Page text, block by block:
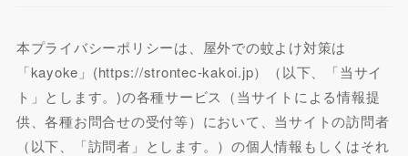
本プライバシーポリシーは、屋外での蚊よけ対策は
「kayoke」(https://strontec-kakoi.jp）（以下、「当サイ
ト」とします。)の各種サービス（当サイトによる情報提
供、各種お問合せの受付等）において、当サイトの訪問者
（以下、「訪問者」とします。）の個人情報もしくはそれ